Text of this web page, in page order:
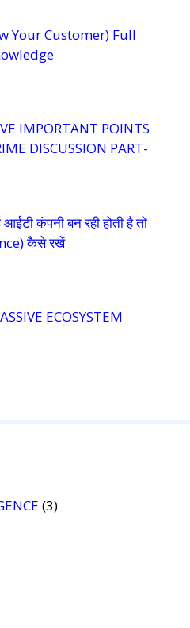
Your Customer) Full
IMPORTANT POINTS
DISCUSSION PART-
कंपनी बन रही होती है तो
कैसे रखें
ECOSYSTEM
(3)